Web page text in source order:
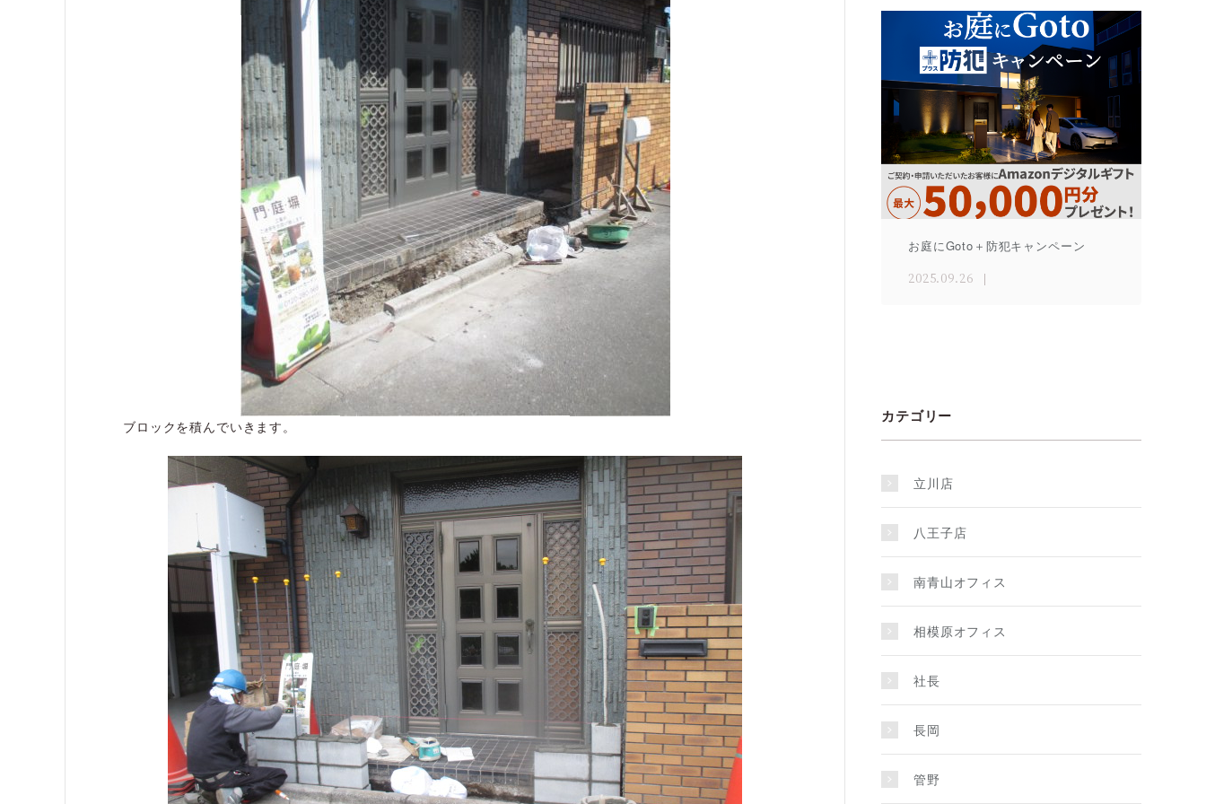
ブロックを積んでいきます。
お庭にGoto＋防犯キャンペーン
2025.09.26
カテゴリー
立川店
八王子店
南青山オフィス
相模原オフィス
社長
長岡
管野